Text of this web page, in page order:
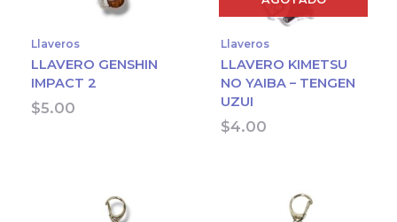
Llaveros
LLAVERO GENSHIN
IMPACT 2
$5.00
Llaveros
LLAVERO KIMETSU
NO YAIBA – TENGEN
UZUI
$4.00